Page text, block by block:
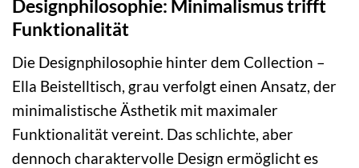
Designphilosophie: Minimalismus trifft
Funktionalität
Die Designphilosophie hinter dem Collection –
Ella Beistelltisch, grau verfolgt einen Ansatz, der
minimalistische Ästhetik mit maximaler
Funktionalität vereint. Das schlichte, aber
dennoch charaktervolle Design ermöglicht es